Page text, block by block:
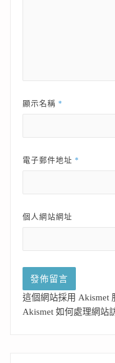
顯示名稱 *
電子郵件地址 *
個人網站網址
這個網站採用 Akismet
Akismet 如何處理網站